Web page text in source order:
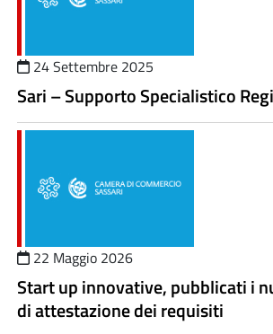
24 Settembre 2025
Sari – Supporto Specialistico
22 Maggio 2026
Start up innovative, pubblicati i
di attestazione dei requisiti